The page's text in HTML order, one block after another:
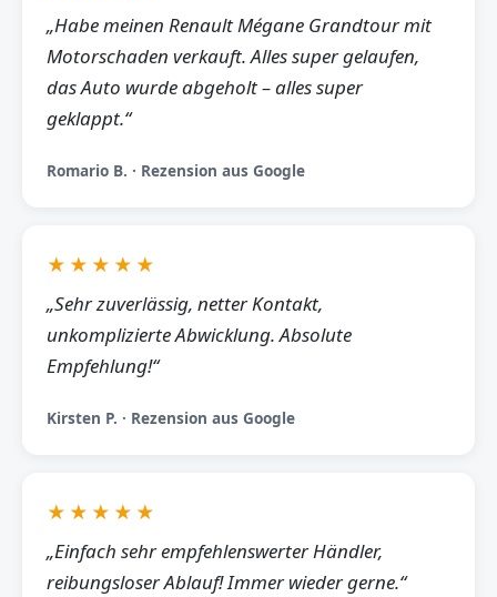
„Habe meinen Renault Mégane Grandtour mit
Motorschaden verkauft. Alles super gelaufen,
das Auto wurde abgeholt – alles super
geklappt.“
Romario B. · Rezension aus Google
★★★★★
„Sehr zuverlässig, netter Kontakt,
unkomplizierte Abwicklung. Absolute
Empfehlung!“
Kirsten P. · Rezension aus Google
★★★★★
„Einfach sehr empfehlenswerter Händler,
reibungsloser Ablauf! Immer wieder gerne.“